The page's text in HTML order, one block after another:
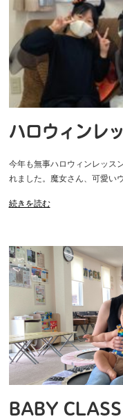
ハロウィンレ
今年も無事ハロウィンレッス
れました。魔女さん、可愛い
続きを読む
BABY